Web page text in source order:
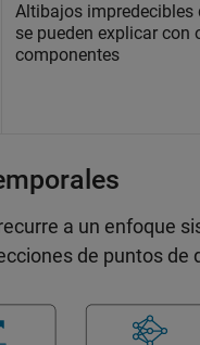
Altibajos impredecibles
se pueden explicar con
componentes
a un enfoque
de puntos